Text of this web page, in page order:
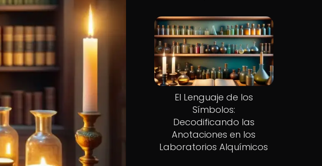
El Lenguaje de los
Símbolos:
Decodificando las
Anotaciones en los
Laboratorios Alquímicos